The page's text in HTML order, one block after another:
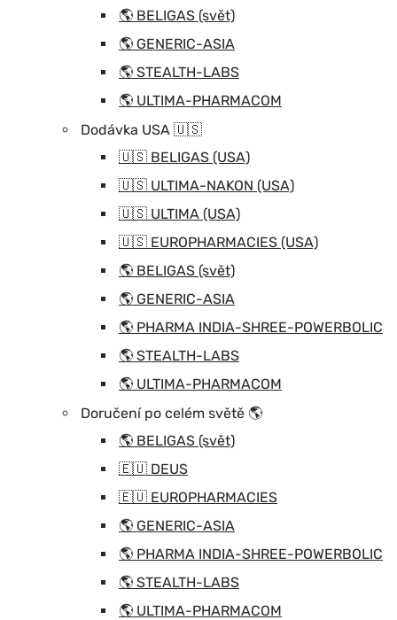
🌎 BELIGAS (svět)
🌎 GENERIC-ASIA
🌎 STEALTH-LABS
🌎 ULTIMA-PHARMACOM
Dodávka USA 🇺🇸
🇺🇸 BELIGAS (USA)
🇺🇸 ULTIMA-NAKON (USA)
🇺🇸 ULTIMA (USA)
🇺🇸 EUROPHARMACIES (USA)
🌎 BELIGAS (svět)
🌎 GENERIC-ASIA
🌎 PHARMA INDIA-SHREE-POWERBOLIC
🌎 STEALTH-LABS
🌎 ULTIMA-PHARMACOM
Doručení po celém světě 🌎
🌎 BELIGAS (svět)
🇪🇺 DEUS
🇪🇺 EUROPHARMACIES
🌎 GENERIC-ASIA
🌎 PHARMA INDIA-SHREE-POWERBOLIC
🌎 STEALTH-LABS
🌎 ULTIMA-PHARMACOM